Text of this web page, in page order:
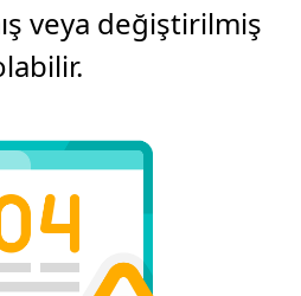
veya değiştirilmiş